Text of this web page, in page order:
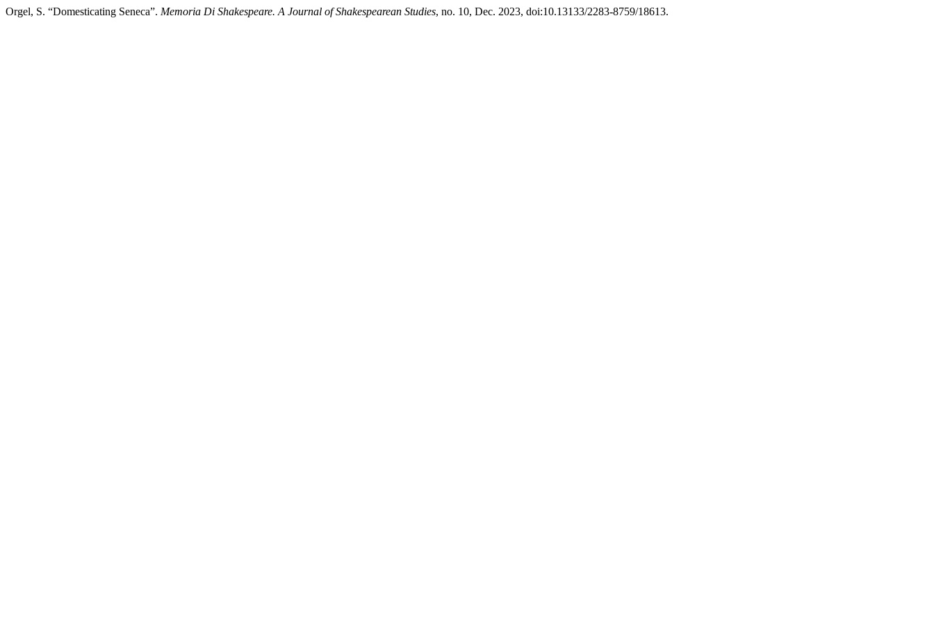
Orgel, S. “Domesticating Seneca”. Memoria Di Shakespeare. A Journal of Shakespearean Studies, no. 10, Dec. 2023, doi:10.13133/2283-8759/18613.